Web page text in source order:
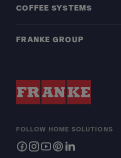
COFFEE SYSTEMS
FRANKE GROUP
FOLLOW HOME SOLUTIONS